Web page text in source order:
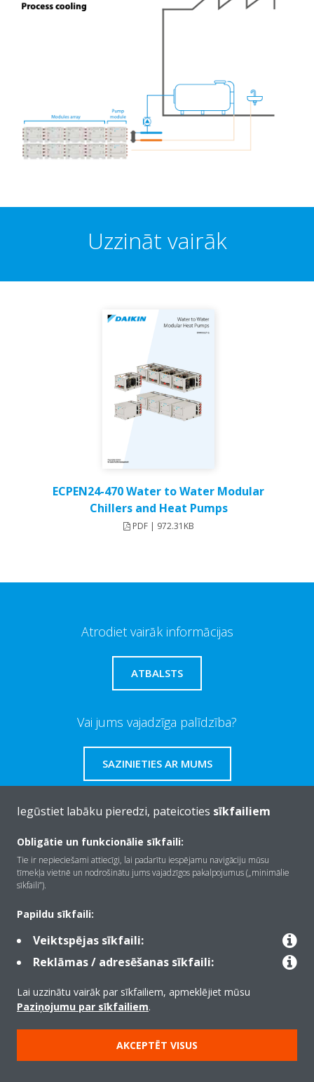
Uzzināt vairāk
ECPEN24-470 Water to Water Modular
Chillers and Heat Pumps
PDF | 972.31KB
Atrodiet vairāk informācijas
ATBALSTS
Vai jums vajadzīga palīdzība?
SAZINIETIES AR MUMS
Par Daikin
Kontaktinformācija
Produkti
Copyright © Daikin
Iegūstiet labāku pieredzi, pateicoties sīkfailiem
Obligātie un funkcionālie sīkfaili:
Tie ir nepieciešami attiecīgi, lai padarītu iespējamu navigāciju mūsu
tīmekļa vietnē un nodrošinātu jums vajadzīgos pakalpojumus („minimālie
sīkfaili”).
Papildu sīkfaili:
Veiktspējas sīkfaili:
Reklāmas / adresēšanas sīkfaili:
Lai uzzinātu vairāk par sīkfailiem, apmeklējiet mūsu
Paziņojumu par sīkfailiem.
AKCEPTĒT VISUS